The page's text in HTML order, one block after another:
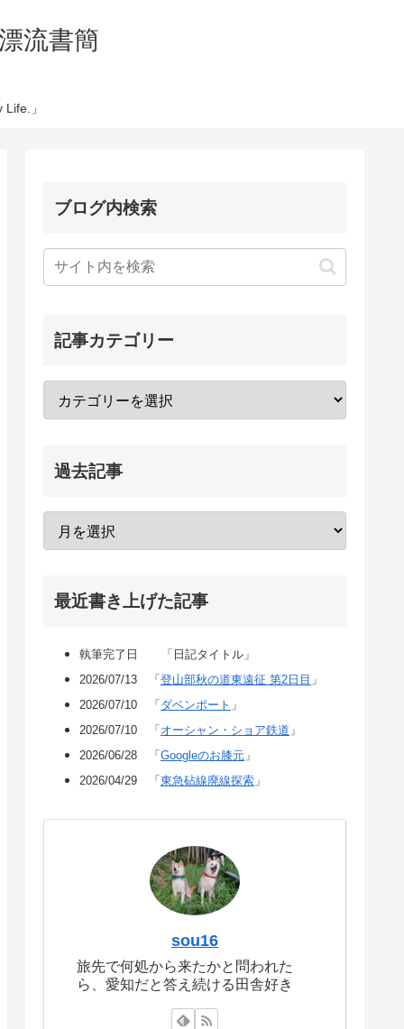
流書簡
」
ブログ内検索
記事カテゴリー
過去記事
最近書き上げた記事
執筆完了日 「日記タイトル」
2026/07/13 「 登山部秋の道東遠征 第2日目 」
2026/07/10 「 ダベンポート 」
2026/07/10 「 オーシャン・ショア鉄道 」
2026/06/28 「 Googleのお膝元 」
2026/04/29 「 東急砧線廃線探索 」
sou16
旅先で何処から来たかと問われた
ら、愛知だと答え続ける田舎好き